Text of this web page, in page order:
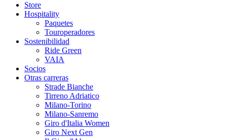
Store
Hospitality
Paquetes
Touroperadores
Sostenibilidad
Ride Green
VAIA
Socios
Otras carreras
Strade Bianche
Tirreno Adriatico
Milano-Torino
Milano-Sanremo
Giro d'Italia Women
Giro Next Gen